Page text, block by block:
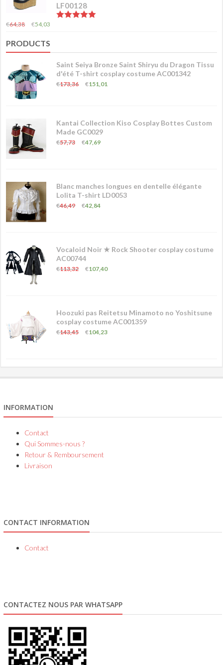
LF00128
€64,38 €54,03
PRODUCTS
Saint Seiya Bronze Saint Shiryu du Dragon Tissu
d'été T-shirt cosplay costume AC001342
€173,36 €151,01
Kantai Collection Kiso Cosplay Bottes Custom
Made GC0029
€57,73 €47,69
Blanc manches longues en dentelle élégante
Lolita T-shirt LD0053
€46,49 €42,84
Vocaloid Noir ★ Rock Shooter cosplay costume
AC00744
€113,32 €107,40
Hoozuki pas Reitetsu Minamoto no Yoshitsune
cosplay costume AC001359
€143,45 €104,23
INFORMATION
Contact
Qui Sommes-nous ?
Retour & Remboursement
Livraison
CONTACT INFORMATION
Contact
CONTACTEZ NOUS PAR WHATSAPP